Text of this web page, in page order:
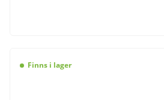
Finns i lager